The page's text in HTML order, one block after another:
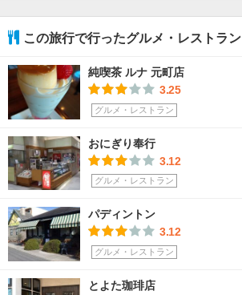
この旅行で行ったグルメ・レストラン
純喫茶 ルナ 元町店
3.25
グルメ・レストラン
おにぎり奉行
3.12
グルメ・レストラン
パディントン
3.12
グルメ・レストラン
とよた珈琲店